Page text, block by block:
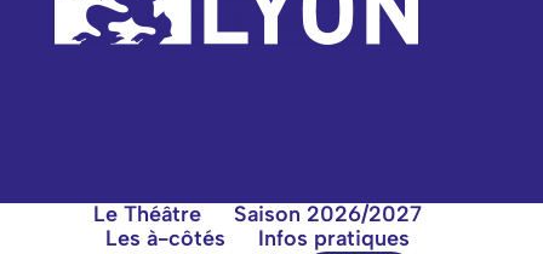
Le Théâtre
Saison 2026/2027
Les à-côtés
Infos pratiques